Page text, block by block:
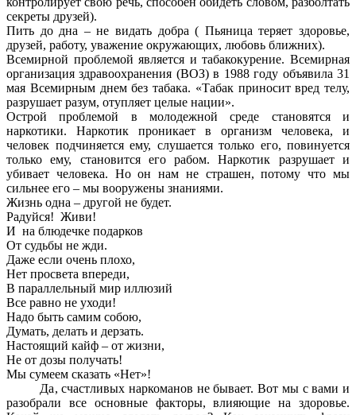
секреты друзей).
Пить до дна – не видать добра ( Пьяница теряет здоровье,
друзей, работу, уважение окружающих, любовь ближних).
Всемирной проблемой является и табакокурение. Всемирная
организация здравоохранения (ВОЗ) в 1988 году объявила 31
мая Всемирным днем без табака. «Табак приносит вред телу,
разрушает разум, отупляет целые нации».
Острой проблемой в молодежной среде становятся и
наркотики. Наркотик проникает в организм человека, и
человек подчиняется ему, слушается только его, повинуется
только ему, становится его рабом. Наркотик разрушает и
убивает человека. Но он нам не страшен, потому что мы
сильнее его – мы вооружены знаниями.
Жизнь одна – другой не будет.
Радуйся! Живи!
И на блюдечке подарков
От судьбы не жди.
Даже если очень плохо,
Нет просвета впереди,
В параллельный мир иллюзий
Все равно не уходи!
Надо быть самим собою,
Думать, делать и дерзать.
Настоящий кайф – от жизни,
Не от дозы получать!
Мы сумеем сказать «Нет»!
Да, счастливых наркоманов не бывает. Вот мы с вами и
разобрали все основные факторы, влияющие на здоровье.